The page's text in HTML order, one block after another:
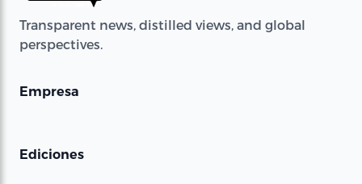
Transparent news, distilled views, and global
perspectives.
Empresa
Ediciones